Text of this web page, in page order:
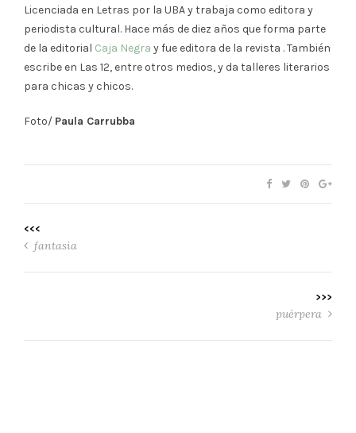
Licenciada en Letras por la UBA y trabaja como editora y
periodista cultural. Hace más de diez años que forma parte
de la editorial Caja Negra y fue editora de la revista . También
escribe en Las 12, entre otros medios, y da talleres literarios
para chicas y chicos.
Foto/ Paula Carrubba
<<<
fantasia
>>>
puérpera